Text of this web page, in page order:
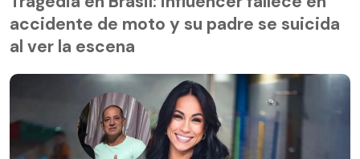
accidente de moto y su padre se suicida
al ver la escena